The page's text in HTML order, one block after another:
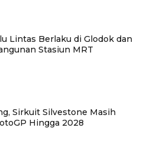
Lintas Berlaku di Glodok dan
Stasiun MRT
Sirkuit Silvestone Masih
Hingga 2028